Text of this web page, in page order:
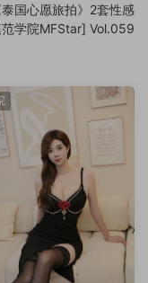
国心愿旅拍》2套性感
学院MFStar] Vol.059